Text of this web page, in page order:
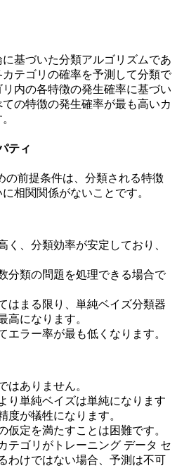
基づいた分類アルゴリズムであ
テゴリの確率を予測して分類で
内の各特徴の発生確率に基づい
の特徴の発生確率が最も高いカ
ティ
の前提条件は、分類される特徴
相関関係がないことです。
く、分類効率が安定しており、
分類の問題を処理できる場合で
はまる限り、単純ベイズ分類器
高になります。
エラー率が最も低くなります。
はありません。
り単純ベイズは単純になります
度が犠牲になります。
仮定を満たすことは困難です。
テゴリがトレーニング データ セ
わけではない場合、予測は不可